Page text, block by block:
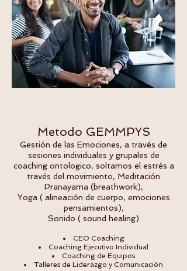
Metodo GEMMPYS
Gestión de las Emociones, a través de
sesiones individuales y grupales de
coaching ontologico, soltamos el estrés a
través del movimiento, Meditación
Pranayama (breathwork),
Yoga ( alineación de cuerpo, emociones
pensamientos),
Sonido ( sound healing)
CEO Coaching
Coaching Ejecutivo Individual
Coaching de Equipos
Talleres de Liderazgo y Comunicación